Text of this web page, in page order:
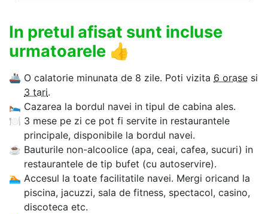
In pretul afisat sunt incluse
urmatoarele 👍
🚢 O calatorie minunata de 8 zile. Poti vizita 6 orase si
3 tari.
🛌 Cazarea la bordul navei in tipul de cabina ales.
🍽 3 mese pe zi ce pot fi servite in restaurantele
principale, disponibile la bordul navei.
☕ Bauturile non-alcoolice (apa, ceai, cafea, sucuri) in
restaurantele de tip bufet (cu autoservire).
🏊‍ Accesul la toate facilitatile navei. Mergi oricand la
piscina, jacuzzi, sala de fitness, spectacol, casino,
discoteca etc.